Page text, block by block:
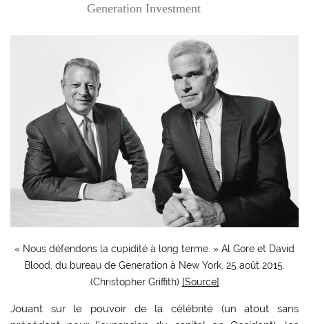
Generation Investment
« Nous défendons la cupidité à long terme. » Al Gore et David
Blood, du bureau de Generation à New York. 25 août 2015.
(Christopher Griffith) [Source]
Jouant sur le pouvoir de la célébrité (un atout sans